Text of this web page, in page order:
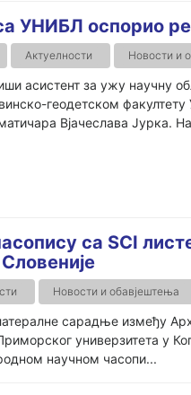
УНИБЛ оспорио
Актуелности Новости и
асистент за ужу научну
геодетском
Вјачeслава Јурка.
са SCI
Новости и обавјештења
сарадње између
универзитета у
научном часопи...